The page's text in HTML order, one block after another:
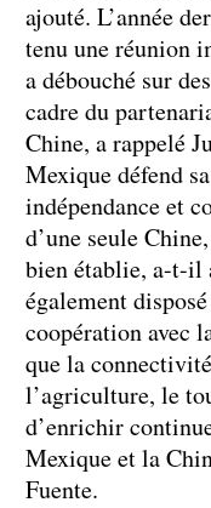
ajouté. L’année
tenu une réunion
a débouché sur
cadre du
Chine, a rappelé
Mexique défend
indépendance et
d’une seule
bien établie, a-t-il
également
coopération avec
que la
l’agriculture, le
d’enrichir
Mexique et la
Fuente.